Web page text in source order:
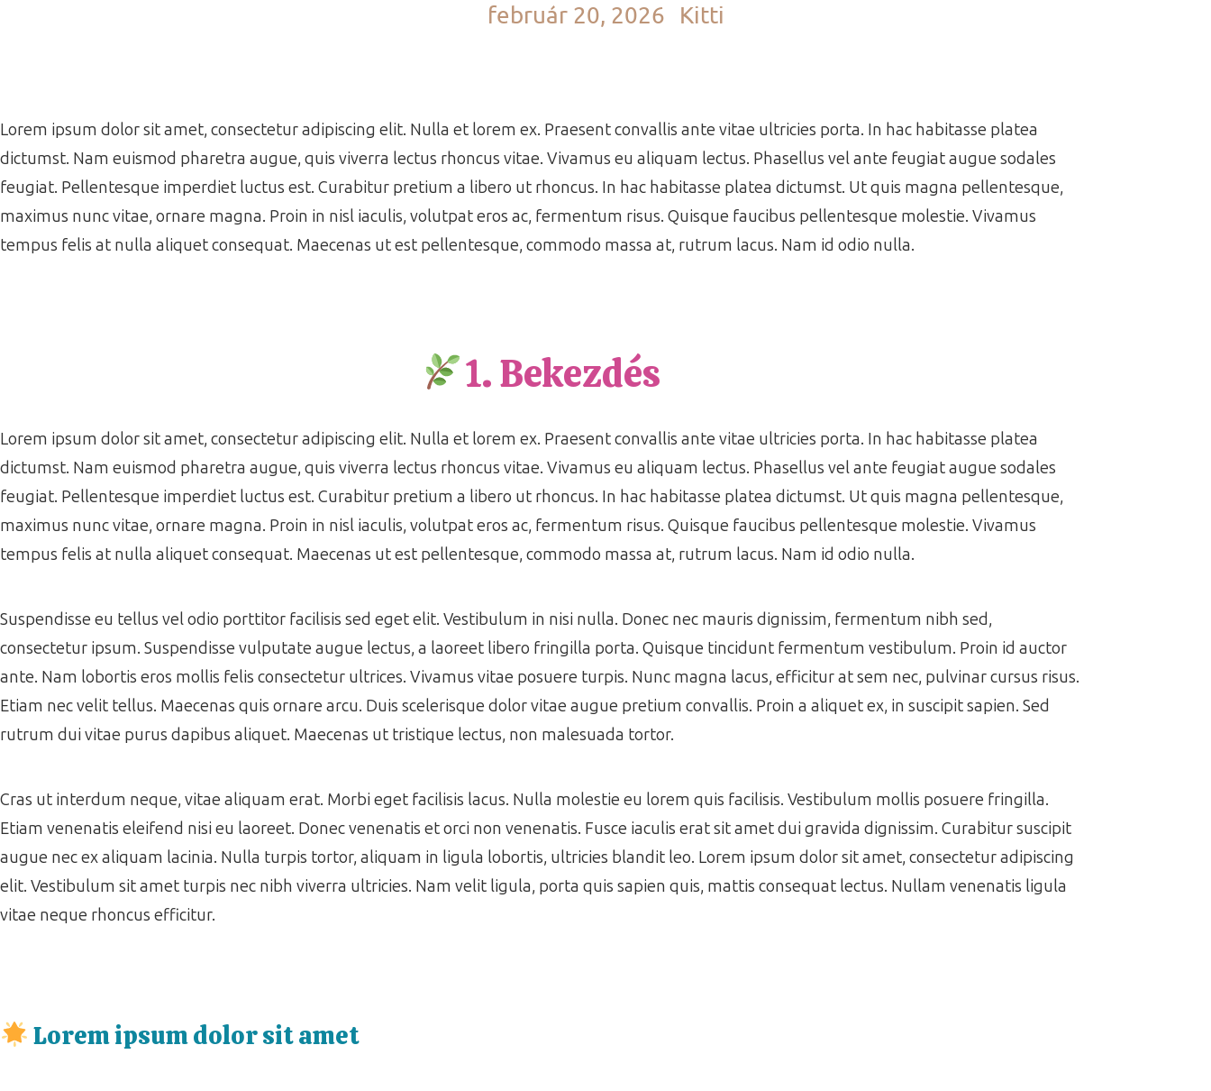
február 20, 2026 Kitti
Lorem ipsum dolor sit amet, consectetur adipiscing elit. Nulla et lorem ex. Praesent convallis ante vitae ultricies porta. In hac habitasse platea
dictumst. Nam euismod pharetra augue, quis viverra lectus rhoncus vitae. Vivamus eu aliquam lectus. Phasellus vel ante feugiat augue sodales
feugiat. Pellentesque imperdiet luctus est. Curabitur pretium a libero ut rhoncus. In hac habitasse platea dictumst. Ut quis magna pellentesque,
maximus nunc vitae, ornare magna. Proin in nisl iaculis, volutpat eros ac, fermentum risus. Quisque faucibus pellentesque molestie. Vivamus
tempus felis at nulla aliquet consequat. Maecenas ut est pellentesque, commodo massa at, rutrum lacus. Nam id odio nulla.
1. Bekezdés
Lorem ipsum dolor sit amet, consectetur adipiscing elit. Nulla et lorem ex. Praesent convallis ante vitae ultricies porta. In hac habitasse platea
dictumst. Nam euismod pharetra augue, quis viverra lectus rhoncus vitae. Vivamus eu aliquam lectus. Phasellus vel ante feugiat augue sodales
feugiat. Pellentesque imperdiet luctus est. Curabitur pretium a libero ut rhoncus. In hac habitasse platea dictumst. Ut quis magna pellentesque,
maximus nunc vitae, ornare magna. Proin in nisl iaculis, volutpat eros ac, fermentum risus. Quisque faucibus pellentesque molestie. Vivamus
tempus felis at nulla aliquet consequat. Maecenas ut est pellentesque, commodo massa at, rutrum lacus. Nam id odio nulla.
Suspendisse eu tellus vel odio porttitor facilisis sed eget elit. Vestibulum in nisi nulla. Donec nec mauris dignissim, fermentum nibh sed,
consectetur ipsum. Suspendisse vulputate augue lectus, a laoreet libero fringilla porta. Quisque tincidunt fermentum vestibulum. Proin id auctor
ante. Nam lobortis eros mollis felis consectetur ultrices. Vivamus vitae posuere turpis. Nunc magna lacus, efficitur at sem nec, pulvinar cursus risus.
Etiam nec velit tellus. Maecenas quis ornare arcu. Duis scelerisque dolor vitae augue pretium convallis. Proin a aliquet ex, in suscipit sapien. Sed
rutrum dui vitae purus dapibus aliquet. Maecenas ut tristique lectus, non malesuada tortor.
Cras ut interdum neque, vitae aliquam erat. Morbi eget facilisis lacus. Nulla molestie eu lorem quis facilisis. Vestibulum mollis posuere fringilla.
Etiam venenatis eleifend nisi eu laoreet. Donec venenatis et orci non venenatis. Fusce iaculis erat sit amet dui gravida dignissim. Curabitur suscipit
augue nec ex aliquam lacinia. Nulla turpis tortor, aliquam in ligula lobortis, ultricies blandit leo. Lorem ipsum dolor sit amet, consectetur adipiscing
elit. Vestibulum sit amet turpis nec nibh viverra ultricies. Nam velit ligula, porta quis sapien quis, mattis consequat lectus. Nullam venenatis ligula
vitae neque rhoncus efficitur.
Lorem ipsum dolor sit amet